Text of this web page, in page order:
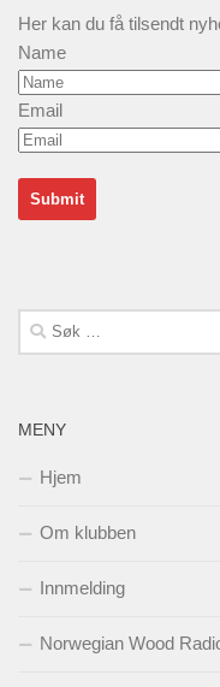
Her kan du få tilsendt
Name
Email
Søk
etter:
MENY
Hjem
Om klubben
Innmelding
Norwegian Wood